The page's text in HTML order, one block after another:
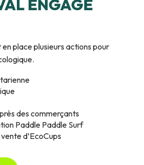
ENGAGÉ
place plusieurs actions pour
des commerçants
Paddle Paddle Surf
d’EcoCups